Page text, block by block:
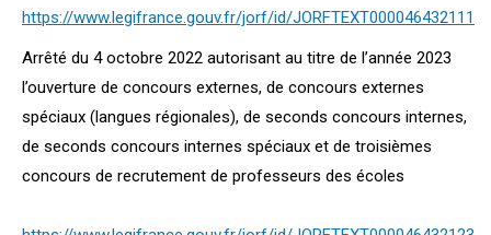
https://www.legifrance.gouv.fr/jorf/id/JORFTEXT000046432111
Arrêté du 4 octobre 2022 autorisant au titre de l’année 2023
l’ouverture de concours externes, de concours externes
spéciaux (langues régionales), de seconds concours internes,
de seconds concours internes spéciaux et de troisièmes
concours de recrutement de professeurs des écoles